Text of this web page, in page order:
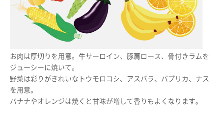
お肉は厚切りを用意。牛サーロイン、豚肩ロース、骨付きラムを
ジューシーに焼いて。
野菜は彩りがきれいなトウモロコシ、アスパラ、パプリカ、ナス
を用意。
バナナやオレンジは焼くと甘味が増して香りもよくなります。